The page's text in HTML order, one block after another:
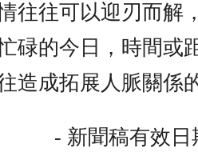
往往可以迎刃而解
碌的今日，時間或
造成拓展人脈關係
- 新聞稿有效日